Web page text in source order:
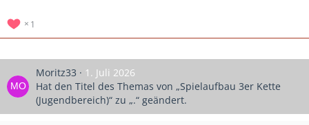
1
Moritz33
1. Juli 2026
Hat den Titel des Themas von „Spielaufbau 3er Kette
(Jugendbereich)“ zu „.“ geändert.